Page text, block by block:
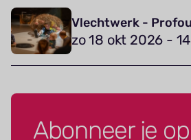
Vlechtwerk -
zo 18 okt 2026 -
Abonneer je